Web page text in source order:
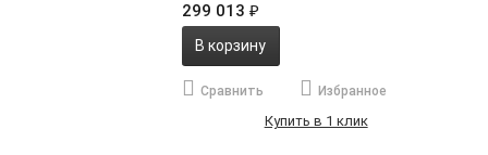
299 013₽
В корзину
Сравнить Избранное
Купить в 1 клик